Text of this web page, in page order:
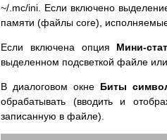
~/.mc/ini. Если включено
памяти (файлы core),
Если включена опция Мини-
выделенном подсветкой файле
В диалоговом окне Биты
обрабатывать (вводить и
записанную в файле).